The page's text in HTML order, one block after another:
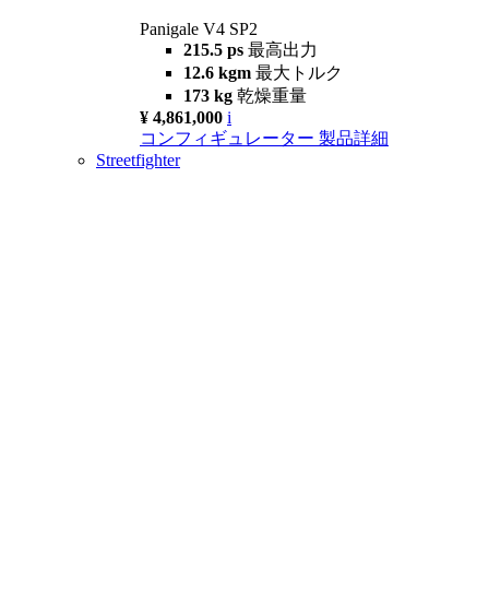
Panigale V4 SP2
215.5 ps 最高出力
12.6 kgm 最大トルク
173 kg 乾燥重量
¥ 4,861,000 i
コンフィギュレーター 製品詳細
Streetfighter